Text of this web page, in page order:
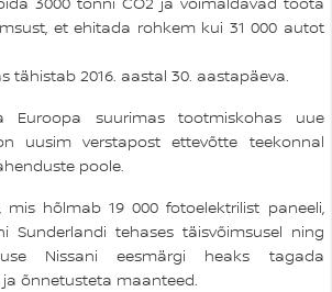
et ehitada rohkem kui 31 000 autot
tähistab 2016. aastal 30. aastapäeva.
Euroopa suurimas tootmiskohas uue
uusim verstapost ettevõtte teekonnal
poole.
mis hõlmab 19 000 fotoelektrilist paneeli,
Sunderlandi tehases täisvõimsusel ning
Nissani eesmärgi heaks tagada
õnnetusteta maanteed.